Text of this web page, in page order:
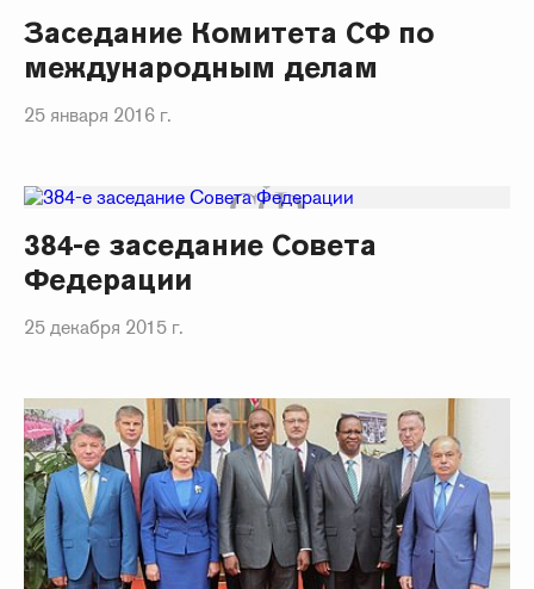
Заседание Комитета СФ по
международным делам
25 января 2016 г.
384-е заседание Совета
Федерации
25 декабря 2015 г.